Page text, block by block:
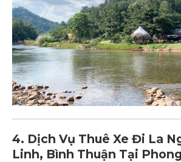
4. Dịch Vụ Thuê Xe Đi La
Linh, Bình Thuận Tại